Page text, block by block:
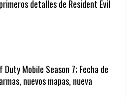
detalles de Resident Evil
Mobile Season 7; Fecha de
nuevos mapas, nueva